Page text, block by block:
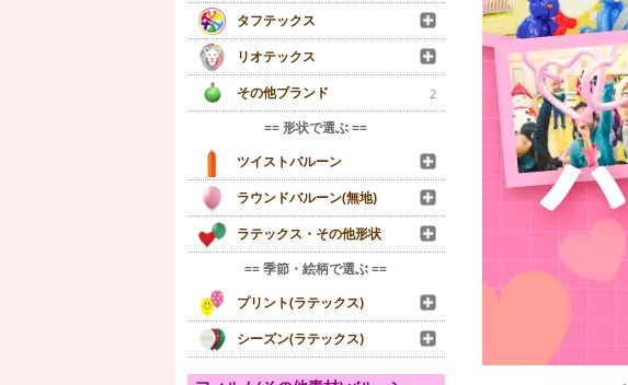
タフテックス
リオテックス
その他ブランド
2
== 形状で選ぶ ==
ツイストバルーン
ラウンドバルーン(無地)
ラテックス・その他形状
== 季節・絵柄で選ぶ ==
プリント(ラテックス)
シーズン(ラテックス)